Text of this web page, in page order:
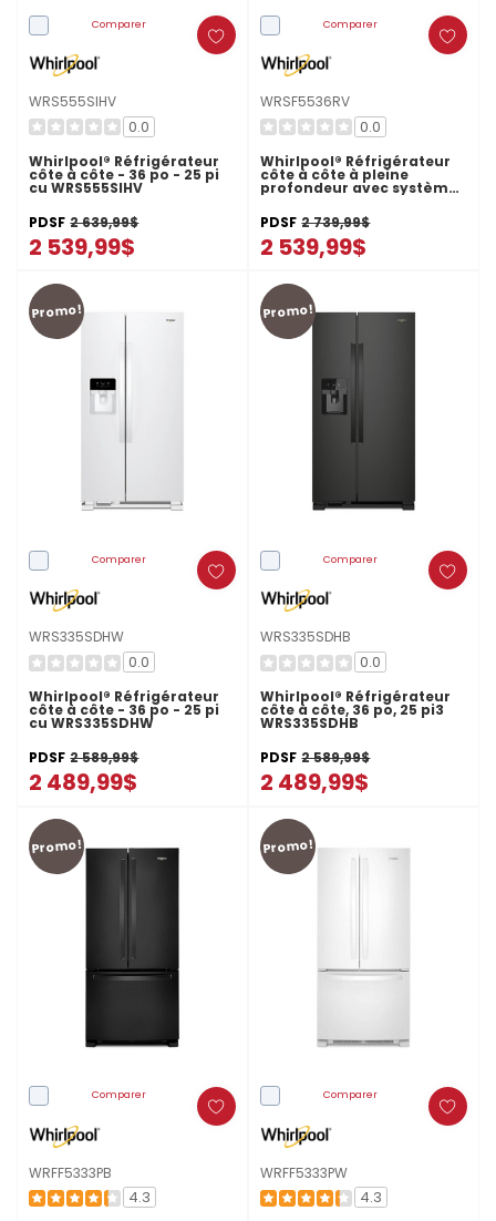
Comparer
WRS555SIHV
0.0
Whirlpool® Réfrigérateur
côte à côte - 36 po - 25 pi
cu WRS555SIHV
PDSF 2 639,99$
2 539,99$
Comparer
WRSF5536RV
0.0
Whirlpool® Réfrigérateur
côte à côte à pleine
profondeur avec système
de refroidissement
TruCool™ - 36 pi cu
WRSF5536RV
PDSF 2 739,99$
2 539,99$
Promo!
Comparer
WRS335SDHW
0.0
Whirlpool® Réfrigérateur
côte à côte - 36 po - 25 pi
cu WRS335SDHW
PDSF 2 589,99$
2 489,99$
Promo!
Comparer
WRS335SDHB
0.0
Whirlpool® Réfrigérateur
côte à côte, 36 po, 25 pi3
WRS335SDHB
PDSF 2 589,99$
2 489,99$
Promo!
Comparer
WRFF5333PB
4.3
Promo!
Comparer
WRFF5333PW
4.3